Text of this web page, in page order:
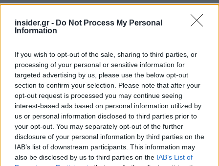
insider.gr - Do Not Process My Personal
Information
If you wish to opt-out of the sale, sharing to third parties, or
processing of your personal or sensitive information for
targeted advertising by us, please use the below opt-out
section to confirm your selection. Please note that after your
opt-out request is processed you may continue seeing
interest-based ads based on personal information utilized by
us or personal information disclosed to third parties prior to
your opt-out. You may separately opt-out of the further
disclosure of your personal information by third parties on the
IAB’s list of downstream participants. This information may
also be disclosed by us to third parties on the IAB’s List of
Διαβάζονται αυτή τη στιγμή
Η χαμηλή… απόδοση Μητσοτάκη στις
πυρόπληκτα ζωάκια - Το μισογεμάτο ποτήρι
του ΣΥΡΙΖΑ
Ποια είναι η (κυβερνητική) λίστα με τα μεγάλα
οδικά έργα και τα εκτιμώμενα
χρονοδιαγράμματα
Δυτ. Αττική: Το χρονοδιάγραμμα
αποκατάστασης μετά τη φωτιά - Στόχος η
έναρξη των έργων πριν τις 15/9